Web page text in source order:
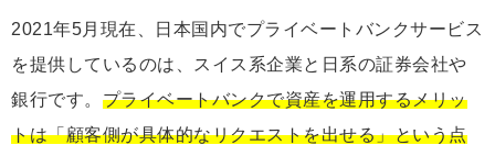
2021年5月現在、日本国内でプライベートバンクサービス
を提供しているのは、スイス系企業と日系の証券会社や
銀行です。 プライベートバンクで資産を運用するメリッ
トは「顧客側が具体的なリクエストを出せる」という点